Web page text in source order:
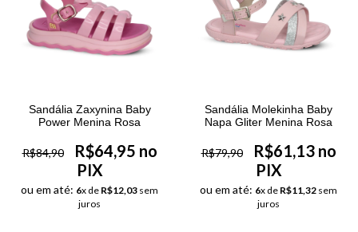
Sandália Zaxynina Baby
Power Menina Rosa
R$84,90
R$64,95 no
PIX
ou em até: 6x de R$12,03 sem
juros
Sandália Molekinha Baby
Napa Gliter Menina Rosa
R$79,90
R$61,13 no
PIX
ou em até: 6x de R$11,32 sem
juros